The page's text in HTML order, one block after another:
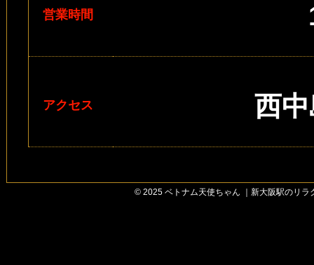
営業時間
アクセス 西
© 2025 ベトナム天使ちゃん ｜新大阪駅のリ